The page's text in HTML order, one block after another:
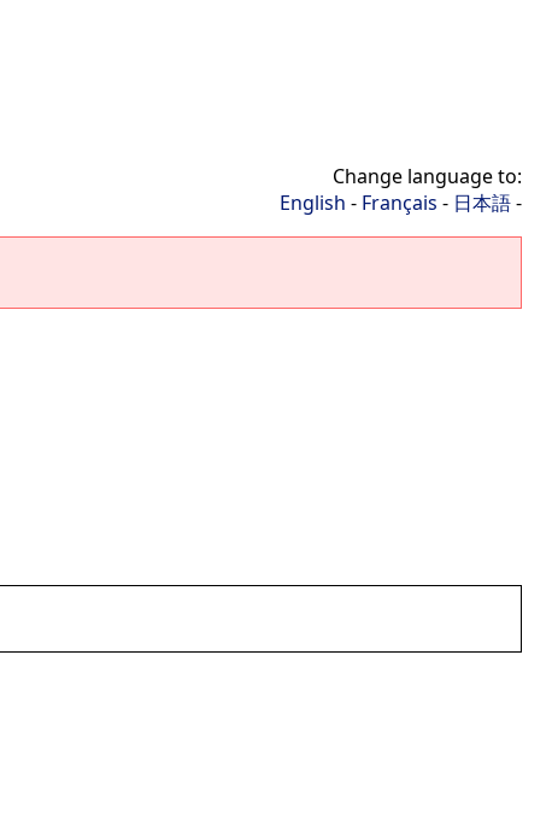
Change language to:
English - Français - 日本語-